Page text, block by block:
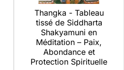
Thangka - Tableau
tissé de Siddharta
Shakyamuni en
Méditation – Paix,
Abondance et
Protection Spirituelle